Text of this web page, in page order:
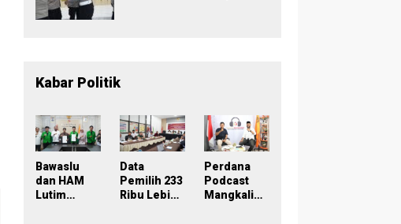
Kabar Politik
Bawaslu
dan HAM
Lutim
Data
Pemilih 233
Ribu Lebih,
Perdana
Podcast
Mangkaling